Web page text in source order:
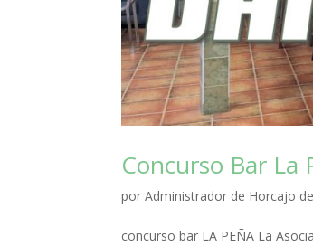
Concurso Bar La
porAdministrador de Horcajo
concurso bar LA PEÑA La